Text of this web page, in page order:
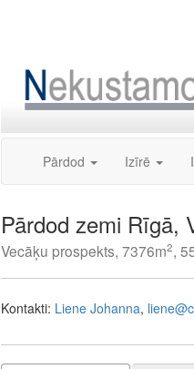
Pārdod Izīrē
Pārdod zemi Rīgā,
Vecāķu prospekts, 7376m2,
Kontakti: Liene Johanna